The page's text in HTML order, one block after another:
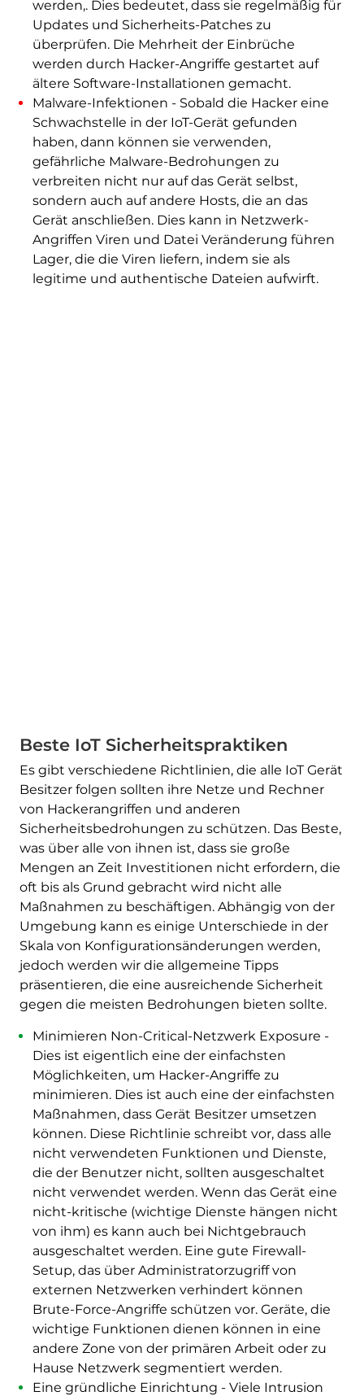
werden,. Dies bedeutet, dass sie regelmäßig für
Updates und Sicherheits-Patches zu
überprüfen. Die Mehrheit der Einbrüche
werden durch Hacker-Angriffe gestartet auf
ältere Software-Installationen gemacht.
Malware-Infektionen - Sobald die Hacker eine
Schwachstelle in der IoT-Gerät gefunden
haben, dann können sie verwenden,
gefährliche Malware-Bedrohungen zu
verbreiten nicht nur auf das Gerät selbst,
sondern auch auf andere Hosts, die an das
Gerät anschließen. Dies kann in Netzwerk-
Angriffen Viren und Datei Veränderung führen
Lager, die die Viren liefern, indem sie als
legitime und authentische Dateien aufwirft.
Beste IoT Sicherheitspraktiken
Es gibt verschiedene Richtlinien, die alle IoT Gerät
Besitzer folgen sollten ihre Netze und Rechner
von Hackerangriffen und anderen
Sicherheitsbedrohungen zu schützen. Das Beste,
was über alle von ihnen ist, dass sie große
Mengen an Zeit Investitionen nicht erfordern, die
oft bis als Grund gebracht wird nicht alle
Maßnahmen zu beschäftigen. Abhängig von der
Umgebung kann es einige Unterschiede in der
Skala von Konfigurationsänderungen werden,
jedoch werden wir die allgemeine Tipps
präsentieren, die eine ausreichende Sicherheit
gegen die meisten Bedrohungen bieten sollte.
Minimieren Non-Critical-Netzwerk Exposure -
Dies ist eigentlich eine der einfachsten
Möglichkeiten, um Hacker-Angriffe zu
minimieren. Dies ist auch eine der einfachsten
Maßnahmen, dass Gerät Besitzer umsetzen
können. Diese Richtlinie schreibt vor, dass alle
nicht verwendeten Funktionen und Dienste,
die der Benutzer nicht, sollten ausgeschaltet
nicht verwendet werden. Wenn das Gerät eine
nicht-kritische (wichtige Dienste hängen nicht
von ihm) es kann auch bei Nichtgebrauch
ausgeschaltet werden. Eine gute Firewall-
Setup, das über Administratorzugriff von
externen Netzwerken verhindert können
Brute-Force-Angriffe schützen vor. Geräte, die
wichtige Funktionen dienen können in eine
andere Zone von der primären Arbeit oder zu
Hause Netzwerk segmentiert werden.
Eine gründliche Einrichtung - Viele Intrusion